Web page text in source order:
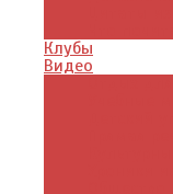
Клубы
Видео